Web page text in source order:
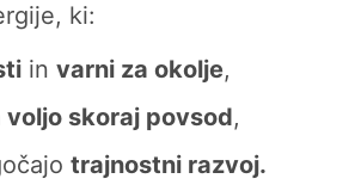
ki:
in varni za okolje,
voljo skoraj povsod,
trajnostni razvoj.